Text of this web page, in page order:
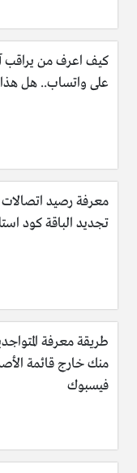
كيف اعرف من يراقب
على واتساب.. هل
معرفة رصيد اتصالات
تجديد الباقة كود
طريقة معرفة
منك خارج قائمة
فيسبوك